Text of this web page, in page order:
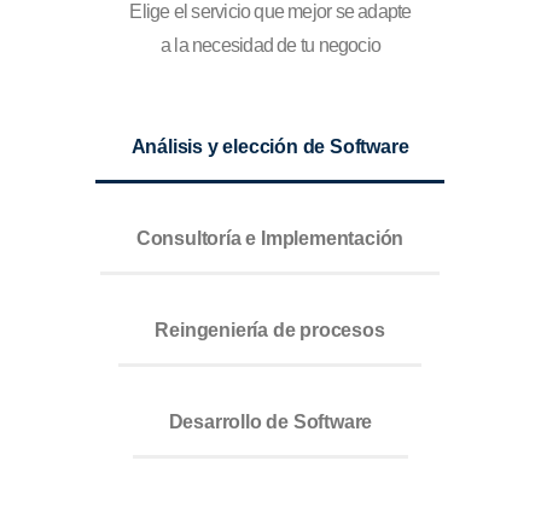
Elige el servicio que mejor se adapte
a la necesidad de tu negocio
Análisis y elección de Software
Consultoría e Implementación
Reingeniería de procesos
Desarrollo de Software